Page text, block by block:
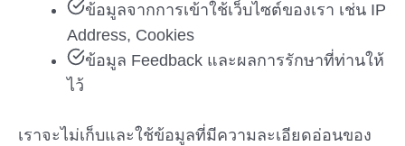
ข้อมูลจากการเข้าใช้เว็บไซต์ของเรา เช่น IP
Address, Cookies
ข้อมูล Feedback และผลการรักษาที่ท่านให้
ไว้
เราจะไม่เก็บและใช้ข้อมูลที่มีความละเอียดอ่อนของ